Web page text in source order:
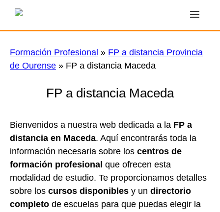
Saltar
contenido
Formación Profesional » FP a distancia Provincia
de Ourense » FP a distancia Maceda
FP a distancia Maceda
Bienvenidos a nuestra web dedicada a la FP a
distancia en Maceda. Aquí encontrarás toda la
información necesaria sobre los centros de
formación profesional que ofrecen esta
modalidad de estudio. Te proporcionamos detalles
sobre los cursos disponibles y un directorio
completo de escuelas para que puedas elegir la